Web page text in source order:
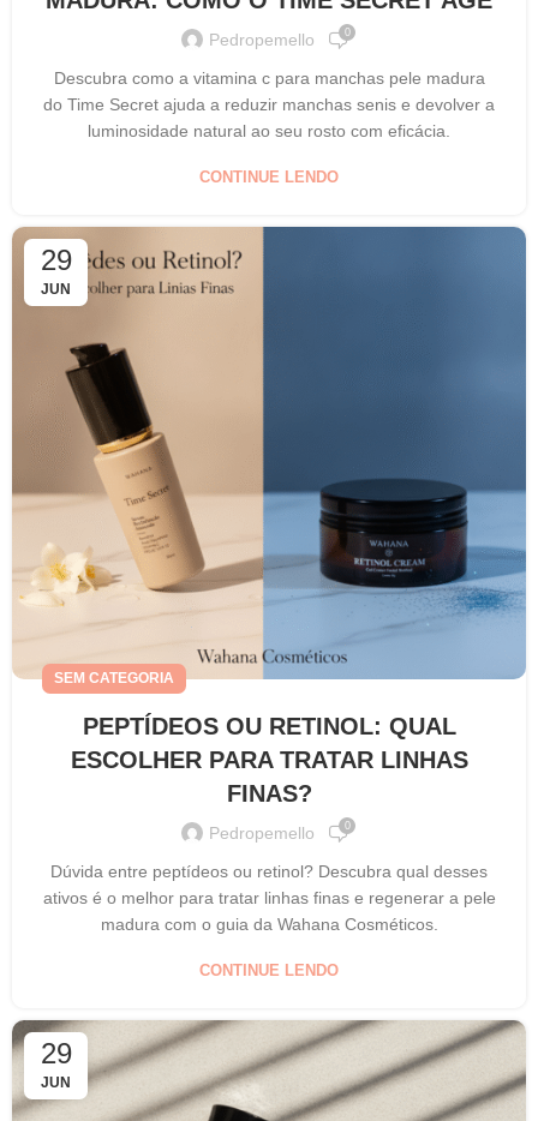
Pedropemello 0
Descubra como a vitamina c para manchas pele madura
do Time Secret ajuda a reduzir manchas senis e devolver a
luminosidade natural ao seu rosto com eficácia.
CONTINUE LENDO
29
JUN
SEM CATEGORIA
PEPTÍDEOS OU RETINOL: QUAL
ESCOLHER PARA TRATAR LINHAS
FINAS?
Pedropemello 0
Dúvida entre peptídeos ou retinol? Descubra qual desses
ativos é o melhor para tratar linhas finas e regenerar a pele
madura com o guia da Wahana Cosméticos.
CONTINUE LENDO
29
JUN